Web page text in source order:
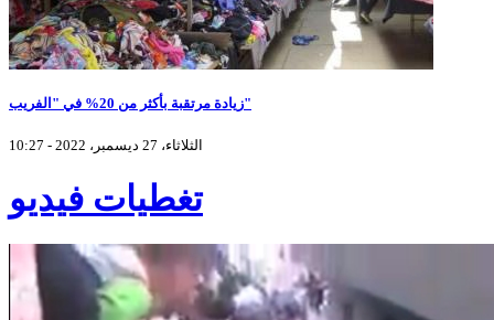
زيادة مرتقبة بأكثر من 20% في "الفريب"
الثلاثاء، 27 ديسمبر، 2022 - 10:27
تغطيات فيديو